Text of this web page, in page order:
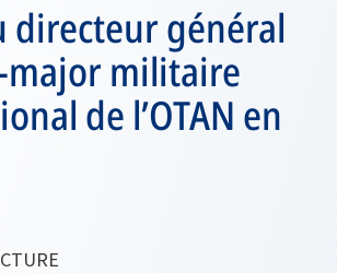
directeur général
major militaire
de l’OTAN en